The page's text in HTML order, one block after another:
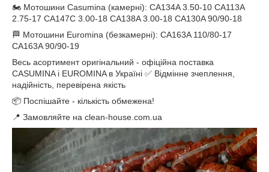
🏍️ Мотошини Casumina (камерні): CA134A 3.50-10 CA113A
2.75-17 CA147C 3.00-18 CA138A 3.00-18 CA130A 90/90-18
🏁 Мотошини Euromina (безкамерні): CA163A 110/80-17
CA163A 90/90-19
Весь асортимент оригінальний - офіційна поставка
CASUMINA і EUROMINA в Україні ✅ Відмінне зчеплення,
надійність, перевірена якість
📦 Поспішайте - кількість обмежена!
📍 Замовляйте на clean-house.com.ua